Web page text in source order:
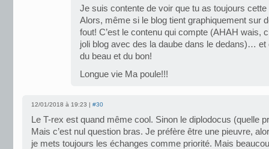
Je suis contente de voir que tu as toujours
Alors, même si le blog tient graphiquement sur
fout! C’est le contenu qui compte (AHAH wais,
joli blog avec des la daube dans le dedans)… et
du beau et du bon!
Longue vie Ma poule!!!
12/01/2018 à 19:23 | #30
Le T-rex est quand même cool. Sinon le diplodocus (quelle
Mais c’est nul question bras. Je préfère être une pieuvre,
je mets toujours les échanges comme priorité. Mais